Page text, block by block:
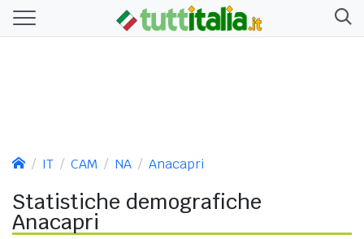
IT CAM NA Anacapri
Statistiche demografiche
Anacapri